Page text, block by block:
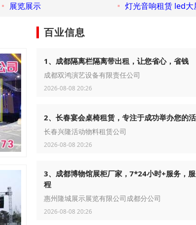
展览展示 灯光音响租赁 led大
百业信息
1、成都隔离栏隔离带出租，让您省心，省钱
成都双鸿演艺设备有限责任公司
2026-08-08 20:26
2、长春宴会桌椅租赁，专注于成功举办您的
长春兴隆活动物料租赁公司
2026-08-08 20:26
3、成都博物馆展柜厂家，7*24小时+服务，
程
惠州隆城展示展览有限公司成都分公司
2026-08-08 20:26